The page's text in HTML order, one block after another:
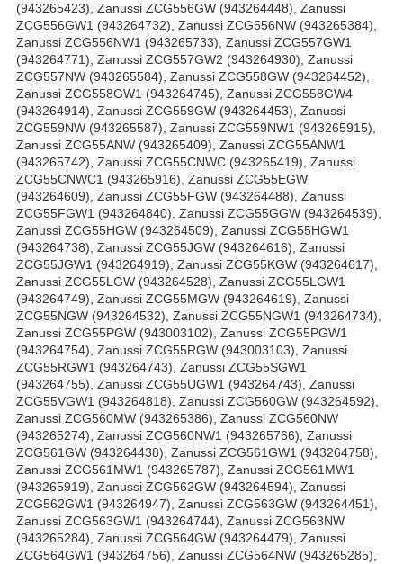
(943265423), Zanussi ZCG556GW (943264448), Zanussi
ZCG556GW1 (943264732), Zanussi ZCG556NW (943265384),
Zanussi ZCG556NW1 (943265733), Zanussi ZCG557GW1
(943264771), Zanussi ZCG557GW2 (943264930), Zanussi
ZCG557NW (943265584), Zanussi ZCG558GW (943264452),
Zanussi ZCG558GW1 (943264745), Zanussi ZCG558GW4
(943264914), Zanussi ZCG559GW (943264453), Zanussi
ZCG559NW (943265587), Zanussi ZCG559NW1 (943265915),
Zanussi ZCG55ANW (943265409), Zanussi ZCG55ANW1
(943265742), Zanussi ZCG55CNWC (943265419), Zanussi
ZCG55CNWC1 (943265916), Zanussi ZCG55EGW
(943264609), Zanussi ZCG55FGW (943264488), Zanussi
ZCG55FGW1 (943264840), Zanussi ZCG55GGW (943264539),
Zanussi ZCG55HGW (943264509), Zanussi ZCG55HGW1
(943264738), Zanussi ZCG55JGW (943264616), Zanussi
ZCG55JGW1 (943264919), Zanussi ZCG55KGW (943264617),
Zanussi ZCG55LGW (943264528), Zanussi ZCG55LGW1
(943264749), Zanussi ZCG55MGW (943264619), Zanussi
ZCG55NGW (943264532), Zanussi ZCG55NGW1 (943264734),
Zanussi ZCG55PGW (943003102), Zanussi ZCG55PGW1
(943264754), Zanussi ZCG55RGW (943003103), Zanussi
ZCG55RGW1 (943264743), Zanussi ZCG55SGW1
(943264755), Zanussi ZCG55UGW1 (943264743), Zanussi
ZCG55VGW1 (943264818), Zanussi ZCG560GW (943264592),
Zanussi ZCG560MW (943265386), Zanussi ZCG560NW
(943265274), Zanussi ZCG560NW1 (943265766), Zanussi
ZCG561GW (943264438), Zanussi ZCG561GW1 (943264758),
Zanussi ZCG561MW1 (943265787), Zanussi ZCG561MW1
(943265919), Zanussi ZCG562GW (943264594), Zanussi
ZCG562GW1 (943264947), Zanussi ZCG563GW (943264451),
Zanussi ZCG563GW1 (943264744), Zanussi ZCG563NW
(943265284), Zanussi ZCG564GW (943264479), Zanussi
ZCG564GW1 (943264756), Zanussi ZCG564NW (943265285),